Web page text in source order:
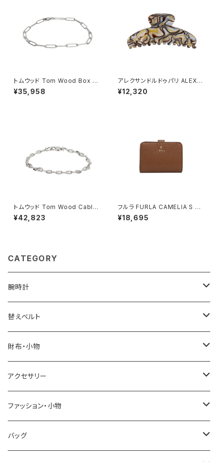
トムウッド Tom Wood Box Br
acelet ブレスレット 100066-
70 シルバー
¥35,958
アレクサンドルドゥパリ ALEXA
NDRE DE PARIS BASIC CLA
SSIQUES ヘアクリップ ACCM
¥12,320
トムウッド Tom Wood Cable
Bracelet ブレスレット 10008
7-65 シルバー
¥42,823
フルラ FURLA CAMELIA S C
OMPACT WALLETS 二つ折り
財布 wp00315-are000-03b
¥18,695
CATEGORY
腕時計
ELGIN
SALVATORE MARRA
CASIO
GRANDEUR
COGU
替えベルト
COACH
DANIEL WELLINGTON
LACOSTE
DIESEL
財布・小物
SONNE
DUCT
TRANSNUMBER
アクセサリー
GUCCI
TIFFANY&CO
ファッション・小物
DAKS
バッグ